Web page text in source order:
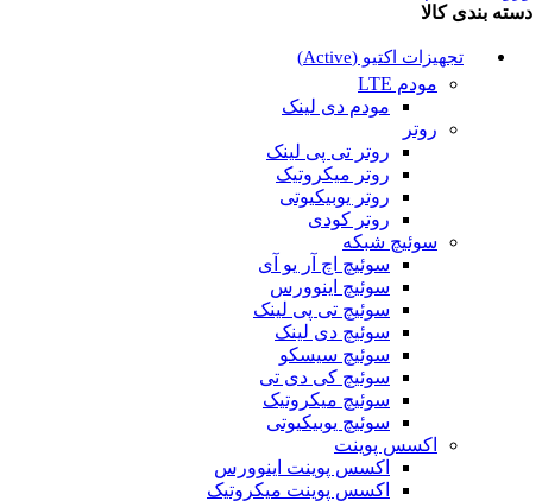
دسته بندی کالا
تجهیزات اکتیو (Active)
مودم LTE
مودم دی لینک
روتر
روتر تی پی لینک
روتر میکروتیک
روتر یوبیکیوتی
روتر کودی
سوئیچ شبکه
سوئیچ اچ آر یو آی
سوئیچ اینوورس
سوئیچ تی پی لینک
سوئیچ دی لینک
سوئیچ سیسکو
سوئیچ کی دی تی
سوئیچ میکروتیک
سوئیچ یوبیکیوتی
اکسس پوینت
اکسس پوینت اینوورس
اکسس پوینت میکروتیک